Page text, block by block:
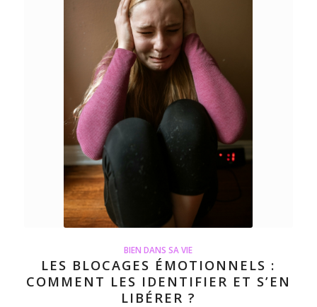
BIEN DANS SA VIE
LES BLOCAGES ÉMOTIONNELS :
COMMENT LES IDENTIFIER ET S’EN
LIBÉRER ?